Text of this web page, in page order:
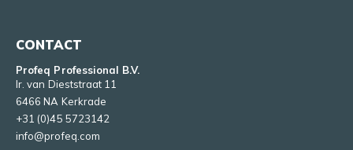
CONTACT
Profeq Professional B.V.
Ir. van Dieststraat 11
6466 NA Kerkrade
+31 (0)45 5723142
info@profeq.com